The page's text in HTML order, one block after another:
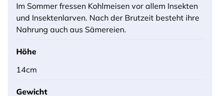
Im Sommer fressen Kohlmeisen vor allem Insekten
und Insektenlarven. Nach der Brutzeit besteht ihre
Nahrung auch aus Sämereien.
Höhe
14cm
Gewicht